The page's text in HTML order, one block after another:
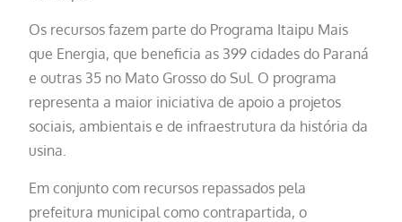
Os recursos fazem parte do Programa Itaipu Mais
que Energia, que beneficia as 399 cidades do Paraná
e outras 35 no Mato Grosso do Sul. O programa
representa a maior iniciativa de apoio a projetos
sociais, ambientais e de infraestrutura da história da
usina.
Em conjunto com recursos repassados pela
prefeitura municipal como contrapartida, o